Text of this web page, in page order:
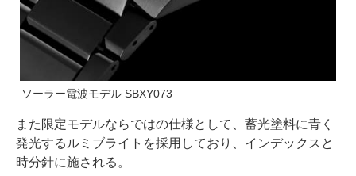
ソーラー電波モデル SBXY073
また限定モデルならではの仕様として、蓄光塗料に青く
発光するルミブライトを採用しており、インデックスと
時分針に施される。